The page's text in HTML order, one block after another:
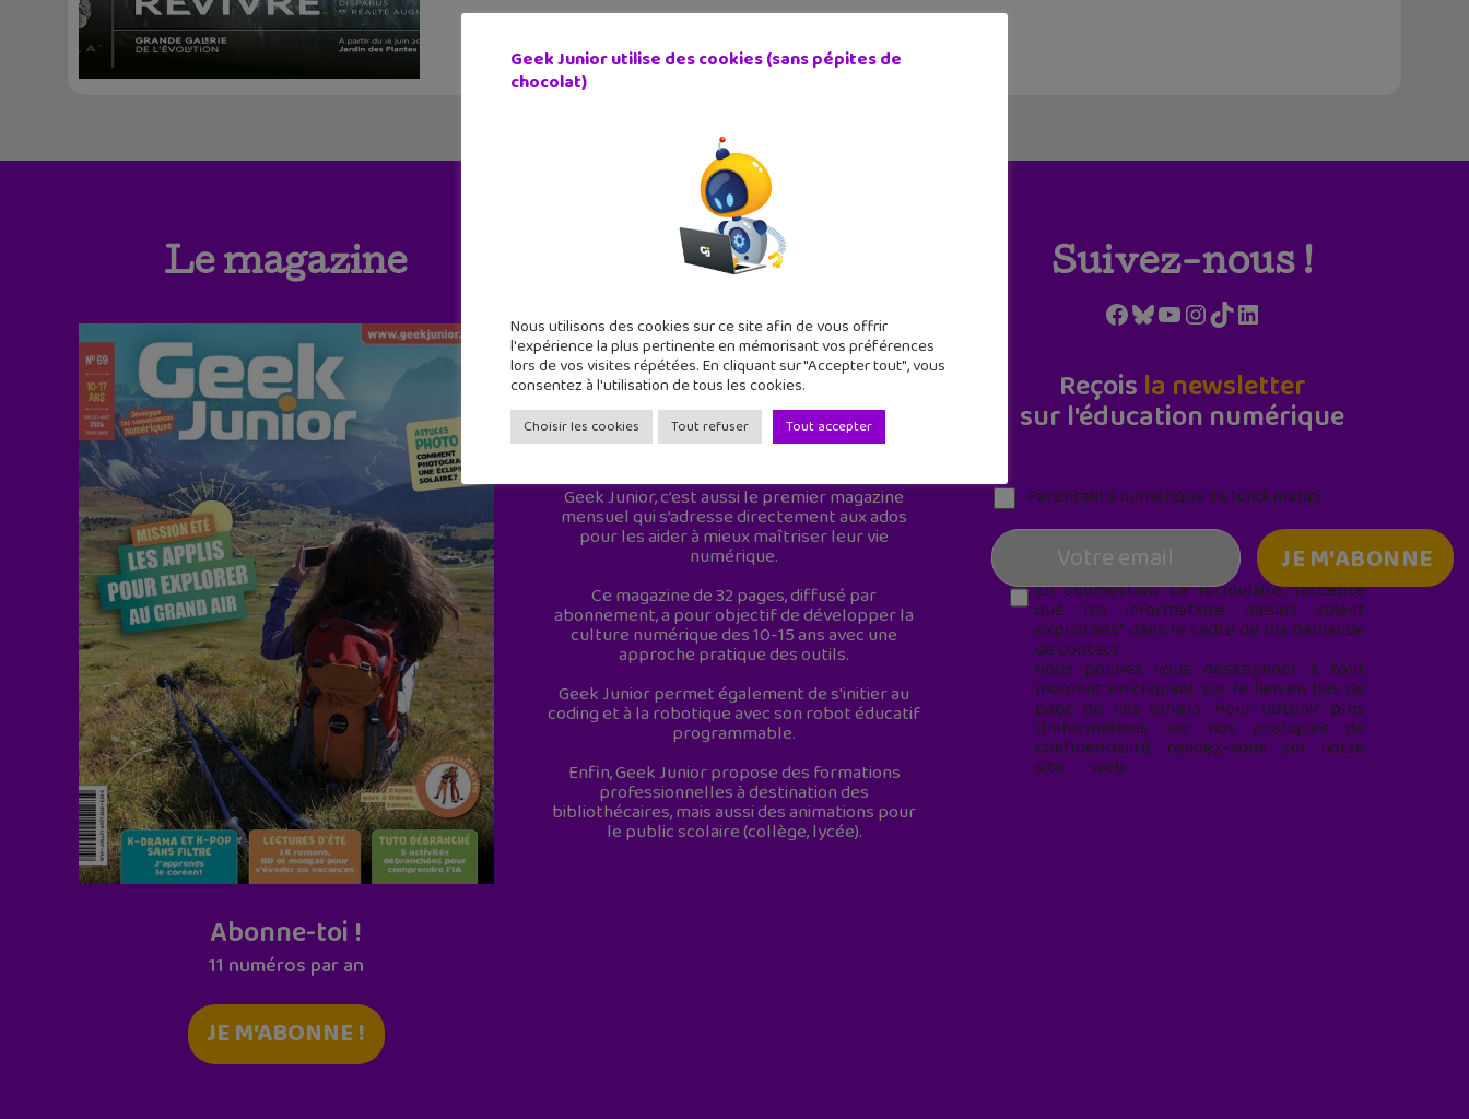
Le magazine
Abonne-toi !
11 numéros par an
JE M'ABONNE !
Geek Junior est le premier site de culture
Geek Junior, c’est aussi le premier magazine
mensuel qui s’adresse directement aux ados
pour les aider à mieux maîtriser leur vie
numérique.
Ce magazine de 32 pages, diffusé par
abonnement, a pour objectif de développer la
culture numérique des 10-15 ans avec une
approche pratique des outils.
Geek Junior permet également de s'initier au
coding et à la robotique avec son robot éducatif
programmable.
Enfin, Geek Junior propose des formations
professionnelles à destination des
bibliothécaires, mais aussi des animations pour
le public scolaire (collège, lycée).
Suivez-nous !
Facebook
Bluesky
YouTube
Instagram
TikTokLinkedIn
Reçois la newsletter
sur l'éducation numérique
Parentalité numérique (le lundi matin)
En soumettant ce formulaire, j’accepte
que les informations saisies soient
exploitées* dans le cadre de ma demande
de contact.
Vous pouvez vous désabonner à tout
moment en cliquant sur le lien en bas de
page de nos emails. Pour obtenir plus
d'informations sur nos pratiques de
confidentialité, rendez-vous sur notre
site web
Geek Junior utilise des cookies (sans pépites de
chocolat)
Nous utilisons des cookies sur ce site afin de vous offrir
l'expérience la plus pertinente en mémorisant vos préférences
lors de vos visites répétées. En cliquant sur "Accepter tout", vous
consentez à l'utilisation de tous les cookies.
Choisir les cookies Tout refuser Tout accepter